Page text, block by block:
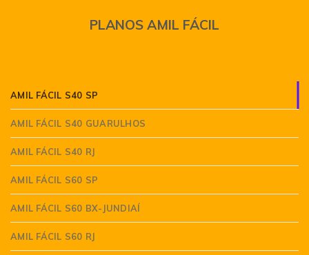
PLANOS AMIL FÁCIL
AMIL FÁCIL S40 SP
AMIL FÁCIL S40 GUARULHOS
AMIL FÁCIL S40 RJ
AMIL FÁCIL S60 SP
AMIL FÁCIL S60 BX-JUNDIAÍ
AMIL FÁCIL S60 RJ